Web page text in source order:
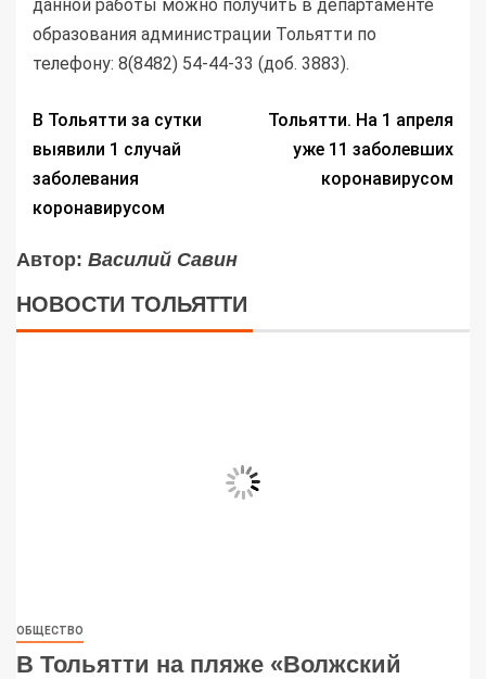
данной работы можно получить в департаменте
образования администрации Тольятти по
телефону: 8(8482) 54-44-33 (доб. 3883).
В Тольятти за сутки
выявили 1 случай
заболевания
коронавирусом
Тольятти. На 1 апреля
уже 11 заболевших
коронавирусом
Автор: Василий Савин
НОВОСТИ ТОЛЬЯТТИ
ОБЩЕСТВО
В Тольятти на пляже «Волжский